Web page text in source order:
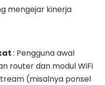
mengejar kinerja
: Pengguna awal
router dan modul WiFi
(misalnya ponsel